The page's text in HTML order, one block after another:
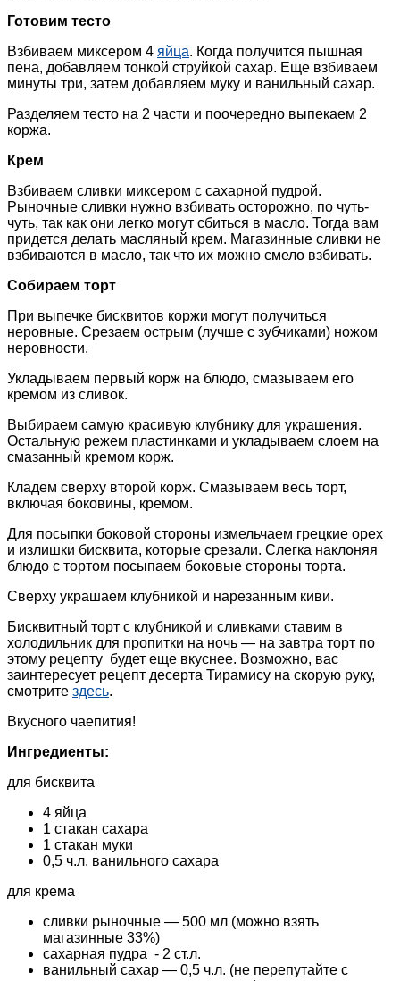
Готовим тесто
Взбиваем миксером 4 яйца. Когда получится пышная
пена, добавляем тонкой струйкой сахар. Еще взбиваем
минуты три, затем добавляем муку и ванильный сахар.
Разделяем тесто на 2 части и поочередно выпекаем 2
коржа.
Крем
Взбиваем сливки миксером с сахарной пудрой.
Рыночные сливки нужно взбивать осторожно, по чуть-
чуть, так как они легко могут сбиться в масло. Тогда вам
придется делать масляный крем. Магазинные сливки не
взбиваются в масло, так что их можно смело взбивать.
Собираем торт
При выпечке бисквитов коржи могут получиться
неровные. Срезаем острым (лучше с зубчиками) ножом
неровности.
Укладываем первый корж на блюдо, смазываем его
кремом из сливок.
Выбираем самую красивую клубнику для украшения.
Остальную режем пластинками и укладываем слоем на
смазанный кремом корж.
Кладем сверху второй корж. Смазываем весь торт,
включая боковины, кремом.
Для посыпки боковой стороны измельчаем грецкие орех
и излишки бисквита, которые срезали. Слегка наклоняя
блюдо с тортом посыпаем боковые стороны торта.
Сверху украшаем клубникой и нарезанным киви.
Бисквитный торт с клубникой и сливками ставим в
холодильник для пропитки на ночь — на завтра торт по
этому рецепту будет еще вкуснее. Возможно, вас
заинтересует рецепт десерта Тирамису на скорую руку,
смотрите здесь.
Вкусного чаепития!
Ингредиенты:
для бисквита
4 яйца
1 стакан сахара
1 стакан муки
0,5 ч.л. ванильного сахара
для крема
сливки рыночные — 500 мл (можно взять
магазинные 33%)
сахарная пудра - 2 ст.л.
ванильный сахар — 0,5 ч.л. (не перепутайте с